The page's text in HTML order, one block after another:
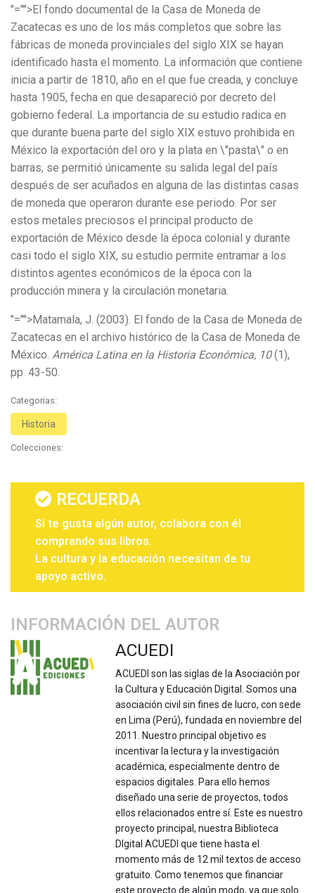
"="">El fondo documental de la Casa de Moneda de
Zacatecas es uno de los más completos que sobre las
fábricas de moneda provinciales del siglo XIX se hayan
identificado hasta el momento. La información que contiene
inicia a partir de 1810, año en el que fue creada, y concluye
hasta 1905, fecha en que desapareció por decreto del
gobierno federal. La importancia de su estudio radica en
que durante buena parte del siglo XIX estuvo prohibida en
México la exportación del oro y la plata en \"pasta\" o en
barras, se permitió únicamente su salida legal del país
después de ser acuñados en alguna de las distintas casas
de moneda que operaron durante ese periodo. Por ser
estos metales preciosos el principal producto de
exportación de México desde la época colonial y durante
casi todo el siglo XIX, su estudio permite entramar a los
distintos agentes económicos de la época con la
producción minera y la circulación monetaria.
"="">Matamala, J. (2003). El fondo de la Casa de Moneda de
Zacatecas en el archivo histórico de la Casa de Moneda de
México. América Latina en la Historia Económica, 10(1),
pp. 43-50.
Categorias:
Historia
Colecciones:
RECUERDA
Si te gusta algún autor, colabora con él
comprando sus libros.
La cultura y la educación necesitan de tu
apoyo activo.
INFORMACIÓN DEL AUTOR
ACUEDI
ACUEDI son las siglas de la Asociación por
la Cultura y Educación Digital. Somos una
asociación civil sin fines de lucro, con sede
en Lima (Perú), fundada en noviembre del
2011. Nuestro principal objetivo es
incentivar la lectura y la investigación
académica, especialmente dentro de
espacios digitales. Para ello hemos
diseñado una serie de proyectos, todos
ellos relacionados entre sí. Este es nuestro
proyecto principal, nuestra Biblioteca
DIgital ACUEDI que tiene hasta el
momento más de 12 mil textos de acceso
gratuito. Como tenemos que financiar
este proyecto de algún modo, ya que solo